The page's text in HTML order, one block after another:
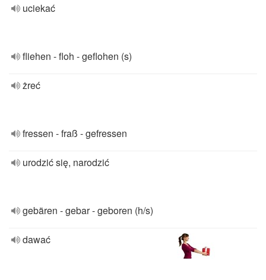
uciekać
fliehen - floh - geflohen (s)
żreć
fressen - fraß - gefressen
urodzić się, narodzić
gebären - gebar - geboren (h/s)
dawać